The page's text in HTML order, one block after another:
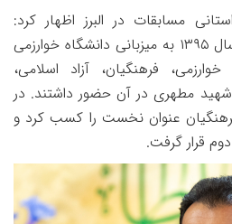
مسابقات در البرز اظهار کرد:
۱۳۹۵ به میزبانی دانشگاه خوارزمی
فرهنگیان، آزاد اسلامی،
مطهری در آن حضور داشتند. در
عنوان نخست را کسب کرد و
قرار گرفت.